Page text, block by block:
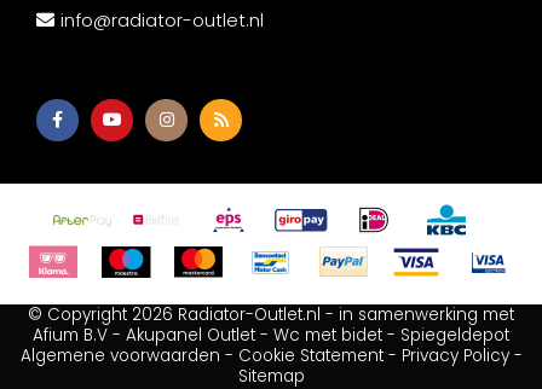
info@radiator-outlet.nl
© Copyright 2026 Radiator-Outlet.nl - in samenwerking met
Afium B.V - Akupanel Outlet - Wc met bidet - Spiegeldepot
Algemene voorwaarden - Cookie Statement- Privacy Policy-
Sitemap